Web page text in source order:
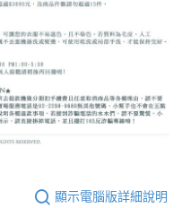
顯示電腦版詳細說明